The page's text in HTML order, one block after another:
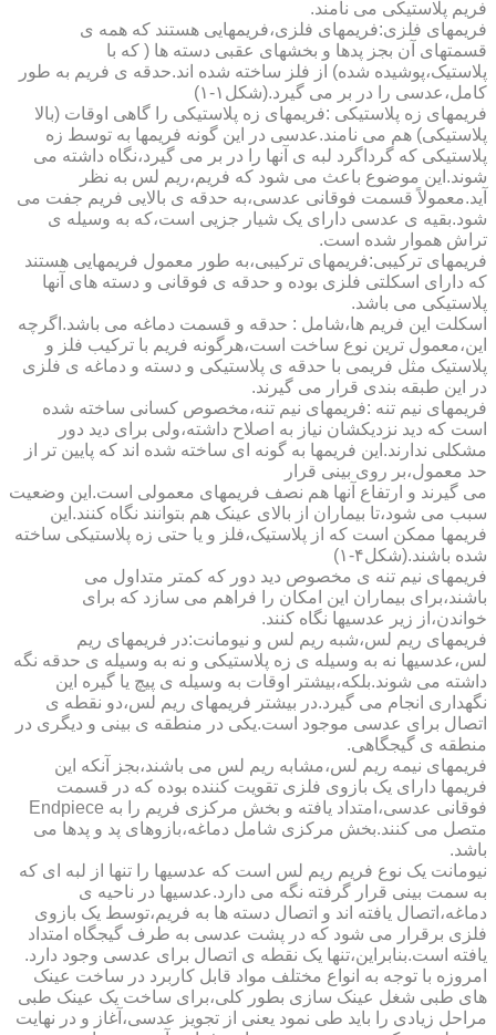
فریم پلاستیکی می نامند.
فریمهای فلزی:فریمهای فلزی،فریمهایی هستند که همه ی
قسمتهای آن بجز پدها و بخشهای عقبی دسته ها ( که با
پلاستیک،پوشیده شده) از فلز ساخته شده اند.حدقه ی فریم به طور
کامل،عدسی را در بر می گیرد.(شکل۱-۱)
فریمهای زه پلاستیکی :فریمهای زه پلاستیکی را گاهی اوقات (بالا
پلاستیکی) هم می نامند.عدسی در این گونه فریمها به توسط زه
پلاستیکی که گرداگرد لبه ی آنها را در بر می گیرد،نگاه داشته می
شوند.این موضوع باعث می شود که فریم،ریم لس به نظر
آید.معمولاً قسمت فوقانی عدسی،به حدقه ی بالایی فریم جفت می
شود.بقیه ی عدسی دارای یک شیار جزیی است،که به وسیله ی
تراش هموار شده است.
فریمهای ترکیبی:فریمهای ترکیبی،به طور معمول فریمهایی هستند
که دارای اسکلتی فلزی بوده و حدقه ی فوقانی و دسته های آنها
پلاستیکی می باشد.
اسکلت این فریم ها،شامل : حدقه و قسمت دماغه می باشد.اگرچه
این،معمول ترین نوع ساخت است،هرگونه فریم با ترکیب فلز و
پلاستیک مثل فریمی با حدقه ی پلاستیکی و دسته و دماغه ی فلزی
در این طبقه بندی قرار می گیرند.
فریمهای نیم تنه :فریمهای نیم تنه،مخصوص کسانی ساخته شده
است که دید نزدیکشان نیاز به اصلاح داشته،ولی برای دید دور
مشکلی ندارند.این فریمها به گونه ای ساخته شده اند که پایین تر از
حد معمول،بر روی بینی قرار
می گیرند و ارتفاع آنها هم نصف فریمهای معمولی است.این وضعیت
سبب می شود،تا بیماران از بالای عینک هم بتوانند نگاه کنند.این
فریمها ممکن است که از پلاستیک،فلز و یا حتی زه پلاستیکی ساخته
شده باشند.(شکل۴-۱)
فریمهای نیم تنه ی مخصوص دید دور که کمتر متداول می
باشند،برای بیماران این امکان را فراهم می سازد که برای
خواندن،از زیر عدسیها نگاه کنند.
فریمهای ریم لس،شبه ریم لس و نیومانت:در فریمهای ریم
لس،عدسیها نه به وسیله ی زه پلاستیکی و نه به وسیله ی حدقه نگه
داشته می شوند.بلکه،بیشتر اوقات به وسیله ی پیچ یا گیره این
نگهداری انجام می گیرد.در بیشتر فریمهای ریم لس،دو نقطه ی
اتصال برای عدسی موجود است.یکی در منطقه ی بینی و دیگری در
منطقه ی گیجگاهی.
فریمهای نیمه ریم لس،مشابه ریم لس می باشند،بجز آنکه این
فریمها دارای یک بازوی فلزی تقویت کننده بوده که در قسمت
فوقانی عدسی،امتداد یافته و بخش مرکزی فریم را به Endpiece
متصل می کنند.بخش مرکزی شامل دماغه،بازوهای پد و پدها می
باشد.
نیومانت یک نوع فریم ریم لس است که عدسیها را تنها از لبه ای که
به سمت بینی قرار گرفته نگه می دارد.عدسیها در ناحیه ی
دماغه،اتصال یافته اند و اتصال دسته ها به فریم،توسط یک بازوی
فلزی برقرار می شود که در پشت عدسی به طرف گیجگاه امتداد
یافته است.بنابراین،تنها یک نقطه ی اتصال برای عدسی وجود دارد.
امروزه با توجه به انواع مختلف مواد قابل کاربرد در ساخت عینک
های طبی شغل عینک سازی بطور کلی،برای ساخت یک عینک طبی
مراحل زیادی را باید طی نمود یعنی از تجویز عدسی،آغاز و در نهایت